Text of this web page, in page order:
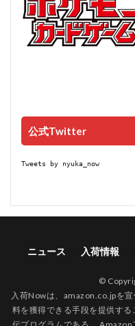
公式Twitter
Tweets by nyuka_now
ニュース 入荷情報
©
入荷Nowは、amazon.co.jpを
料を獲得できる手段を提供す
伝プログラムである、 Amazon